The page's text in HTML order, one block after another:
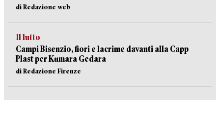
di Redazione web
Il lutto
Campi Bisenzio, fiori e lacrime davanti alla Capp
Plast per Kumara Gedara
di Redazione Firenze